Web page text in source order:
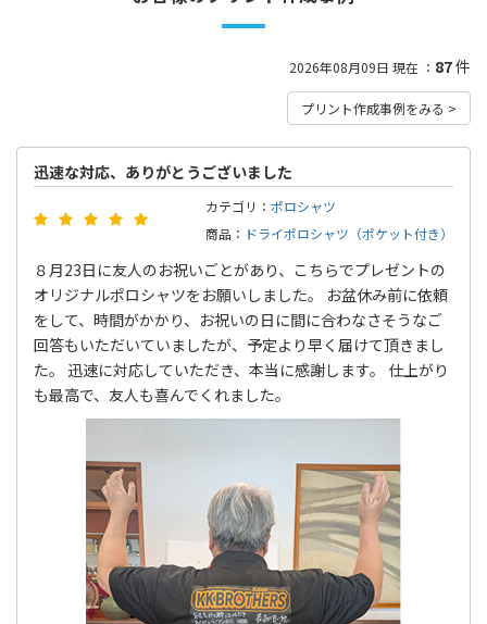
CROSS & STITCH
クロス＆スティッチ
BEES BEAM
ビーズビーム
wundou
LIFE MAX
2026年08月09日 現在 ： 87件
プリント作成事例をみる >
迅速な対応、ありがとうございました
カテゴリ： ポロシャツ
商品： ドライポロシャツ（ポケット付き）
８月23日に友人のお祝いごとがあり、こちらでプレゼントの
オリジナルポロシャツをお願いしました。 お盆休み前に依頼
をして、時間がかかり、お祝いの日に間に合わなさそうなご
回答もいただいていましたが、予定より早く届けて頂きまし
た。 迅速に対応していただき、本当に感謝します。 仕上がり
も最高で、友人も喜んでくれました。